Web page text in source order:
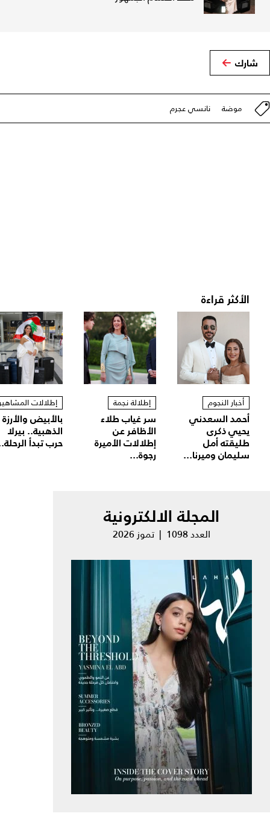
شارك
موضة نانسي عجرم
الأكثر قراءة
أخبار النجوم
أحمد السعدني
يحيي ذكرى
طليقته أمل
سليمان وميرنا...
إطلالة نجمة
سر غياب طلاء
الأظافر عن
إطلالات الأميرة
رجوة...
إطلالات
بالأبيض والأرزة
الذهبية.. بيرلا
حرب تبدأ
المجلة الالكترونية
العدد 1098 | تموز 2026